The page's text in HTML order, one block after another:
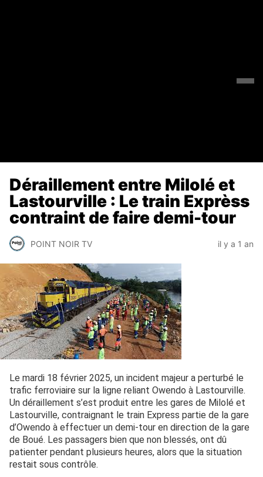
Déraillement entre Milolé et
Lastourville : Le train Exprèss
contraint de faire demi-tour
POINT NOIR TV il y a 1 an
Le mardi 18 février 2025, un incident majeur a perturbé le
trafic ferroviaire sur la ligne reliant Owendo à Lastourville.
Un déraillement s’est produit entre les gares de Milolé et
Lastourville, contraignant le train Express partie de la gare
d’Owendo à effectuer un demi-tour en direction de la gare
de Boué. Les passagers bien que non blessés, ont dû
patienter pendant plusieurs heures, alors que la situation
restait sous contrôle.